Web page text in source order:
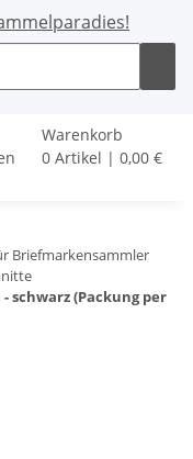
Warenkorb
0 Artikel | 0,00 €
Briefmarkensammler
schwarz (Packung per